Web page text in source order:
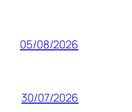
05/08/2026
30/07/2026